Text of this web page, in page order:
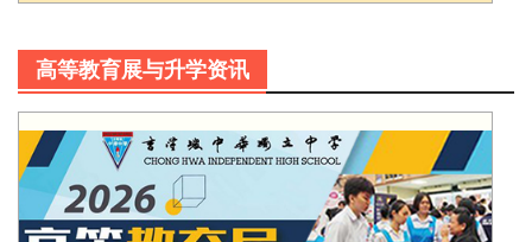
高等教育展与升学资讯